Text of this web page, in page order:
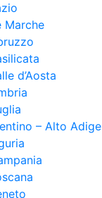
Marche
d’Aosta
– Alto Adige